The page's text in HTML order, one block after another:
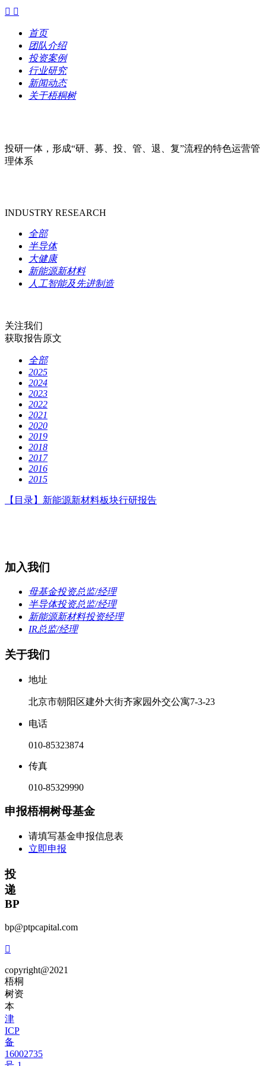
 
首页
团队介绍
投资案例
行业研究
新闻动态
关于梧桐树
投研一体，形成“研、募、投、管、退、复”流程的特色运营管
理体系
INDUSTRY RESEARCH
全部
半导体
大健康
新能源新材料
人工智能及先进制造
关注我们
获取报告原文
全部
2025
2024
2023
2022
2021
2020
2019
2018
2017
2016
2015
【目录】新能源新材料板块行研报告
加入我们
母基金投资总监/经理
半导体投资总监/经理
新能源新材料投资经理
IR总监/经理
关于我们
地址
北京市朝阳区建外大街齐家园外交公寓7-3-23
电话
010-85323874
传真
010-85329990
申报梧桐树母基金
请填写基金申报信息表
立即申报
投
递
BP
bp@ptpcapital.com

copyright@2021
梧桐
树资
本
津
ICP
备
16002735